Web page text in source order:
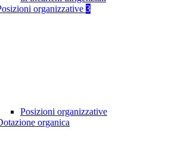
organizzative 3
Posizioni organizzative
organica